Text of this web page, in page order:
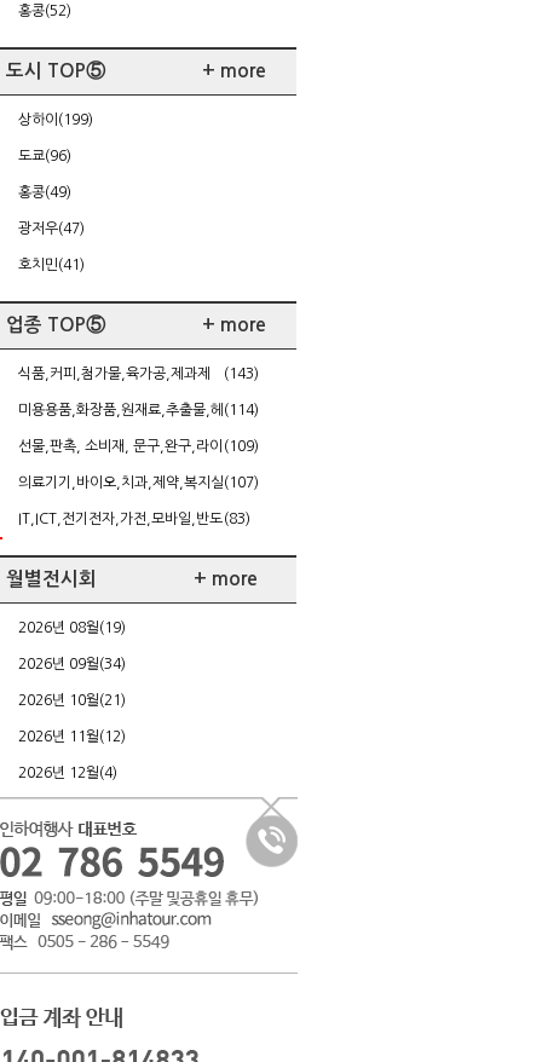
홍콩(52)
도시 TOP⑤ + more
상하이(199)
도쿄(96)
홍콩(49)
광저우(47)
호치민(41)
업종 TOP⑤ + more
식품,커피,첨가물,육가공,제과제
(143)
미용용품,화장품,원재료,추출물,헤 (114)
선물,판촉, 소비재, 문구,완구,라이 (109)
의료기기,바이오,치과,제약,복지실(107)
IT,ICT,전기전자,가전,모바일,반도(83)
월별전시회 + more
2026년 08월(19)
2026년 09월(34)
2026년 10월(21)
2026년 11월(12)
2026년 12월(4)